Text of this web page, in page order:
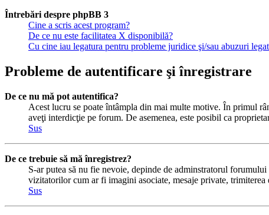
Întrebări despre phpBB 3
Cine a scris acest program?
De ce nu este facilitatea X disponibilă?
Cu cine iau legatura pentru probleme juridice şi/sau abuzuri
Probleme de autentificare şi înregistrare
De ce nu mă pot autentifica?
Acest lucru se poate întâmpla din mai multe motive. În primul
aveţi interdicţie pe forum. De asemenea, este posibil ca
Sus
De ce trebuie să mă înregistrez?
S-ar putea să nu fie nevoie, depinde de adminstratorul
vizitatorilor cum ar fi imagini asociate, mesaje private,
Sus